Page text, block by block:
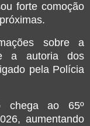
forte comoção
sobre a
a autoria dos
pela Polícia
chega ao 65º
aumentando